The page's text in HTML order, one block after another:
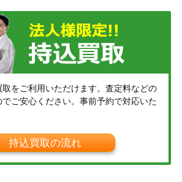
をご利用いただけます。査定料などの
ご安心ください。事前予約で対応いた
持込買取の流れ